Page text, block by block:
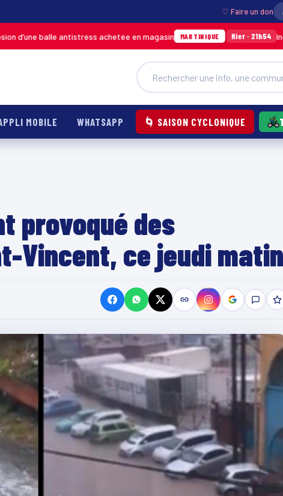
♡ Faire un don
antistress achetée en magasin MARTINIQUE Hier · 21h54 Incendie à
MOBILE WHATSAPP 🌀 SAISON CYCLONIQUE
provoqué des
Vincent, ce jeudi matin